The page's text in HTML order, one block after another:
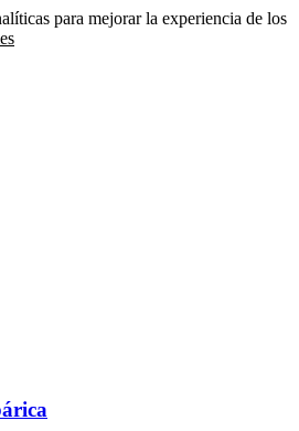
para mejorar la experiencia de los